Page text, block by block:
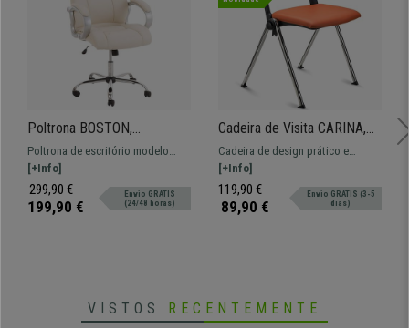
Poltrona BOSTON,
Acolchoado Grosso, Em Aço
até 150kg, Cor Creme
Poltrona de escritório modelo
BOSTON Resistente até 150 kg!
Fabricado em aço e pele sintética.
[+Info]
299,90 €
199,90 €
Envio GRÁTIS
(24/48 horas)
Cadeira de Visita CARINA,
Empilhável, Encaixe Lateral,
Pernas Cromadas, Pele
Laranja
Cadeira de design prático e
versátil CARINA. Opção de encaixe
prático e confortável.
[+Info]
119,90 €
89,90 €
Envio GRÁTIS (3-5
dias)
VISTOS RECENTEMENTE